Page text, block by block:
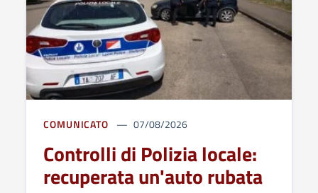
COMUNICATO 07/08/2026
Controlli di Polizia locale:
recuperata un'auto rubata